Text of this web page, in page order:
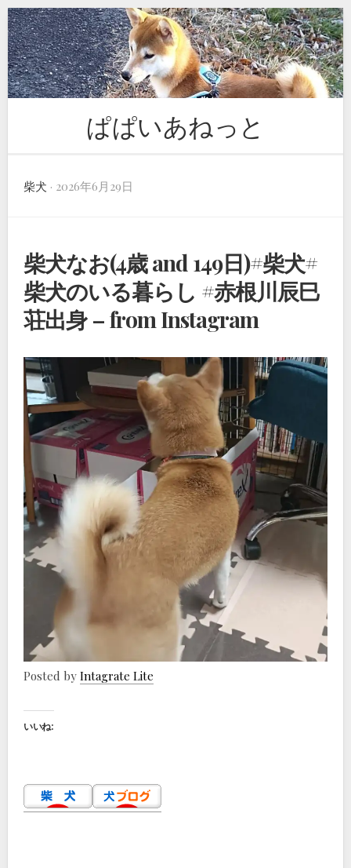
Skip
to
content
ぱぱいあねっと
柴犬 · 2026年6月29日
柴犬なお(4歳 and 149日)#柴犬#
柴犬のいる暮らし #赤根川辰巳
荘出身 – from Instagram
Posted by Intagrate Lite
いいね: